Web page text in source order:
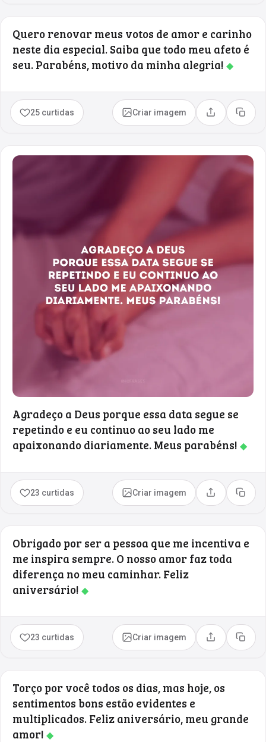
Quero renovar meus votos de amor e carinho
neste dia especial. Saiba que todo meu afeto é
seu. Parabéns, motivo da minha alegria! ◆
25 curtidas Criar imagem Compartilhar
Copiar
Agradeço a Deus porque essa data segue se
repetindo e eu continuo ao seu lado me
apaixonando diariamente. Meus parabéns! ◆
23 curtidas Criar imagem Compartilhar
Copiar
Obrigado por ser a pessoa que me incentiva e
me inspira sempre. O nosso amor faz toda
diferença no meu caminhar. Feliz
aniversário! ◆
23 curtidas Criar imagem Compartilhar
Copiar
Torço por você todos os dias, mas hoje, os
sentimentos bons estão evidentes e
multiplicados. Feliz aniversário, meu grande
amor! ◆